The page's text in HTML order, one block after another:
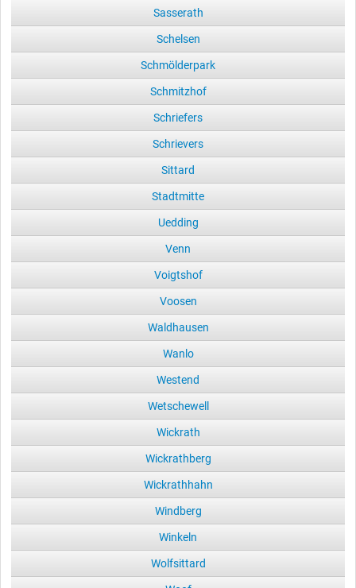
Sasserath
Schelsen
Schmölderpark
Schmitzhof
Schriefers
Schrievers
Sittard
Stadtmitte
Uedding
Venn
Voigtshof
Voosen
Waldhausen
Wanlo
Westend
Wetschewell
Wickrath
Wickrathberg
Wickrathhahn
Windberg
Winkeln
Wolfsittard